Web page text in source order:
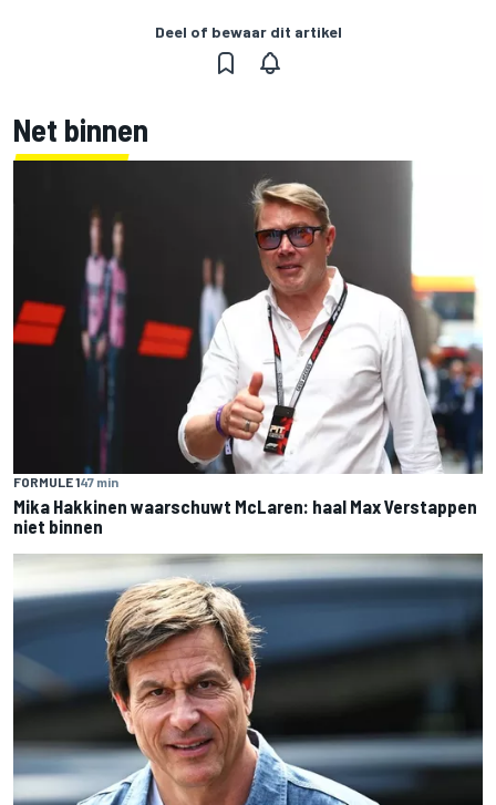
Deel of bewaar dit artikel
Net binnen
FORMULE 147 min
Mika Hakkinen waarschuwt McLaren: haal Max Verstappen
niet binnen